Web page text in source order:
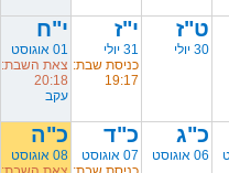
ט"ז
30 יולי
י"ז
31 יולי
כניסת שבת:
19:17
י"ח
01 אוגוסט
צאת השבת:
20:18
עקב
כ"ג
06 אוגוסט
כ"ד
07 אוגוסט
כ"ה
08 אוגוסט